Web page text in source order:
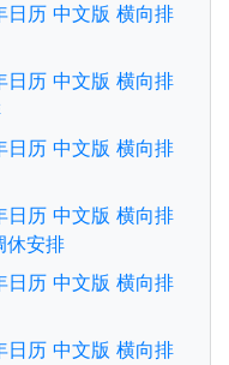
历 中文版 横向排
历 中文版 横向排
历 中文版 横向排
历 中文版 横向排
休安排
历 中文版 横向排
历 中文版 横向排